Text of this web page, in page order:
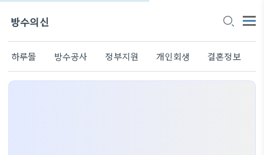
방수의신
하루몰 방수공사 정부지원 개인회생 결혼정보